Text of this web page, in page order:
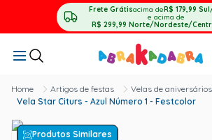
Frete Grátisacima deR$ 179,99
e acima de
R$ 299,99 Norte/Nordeste/
Artigos de festas
Velas de aniversários
Vela Star Citurs - Azul Número 1 - Festcolor
Produtos Similares